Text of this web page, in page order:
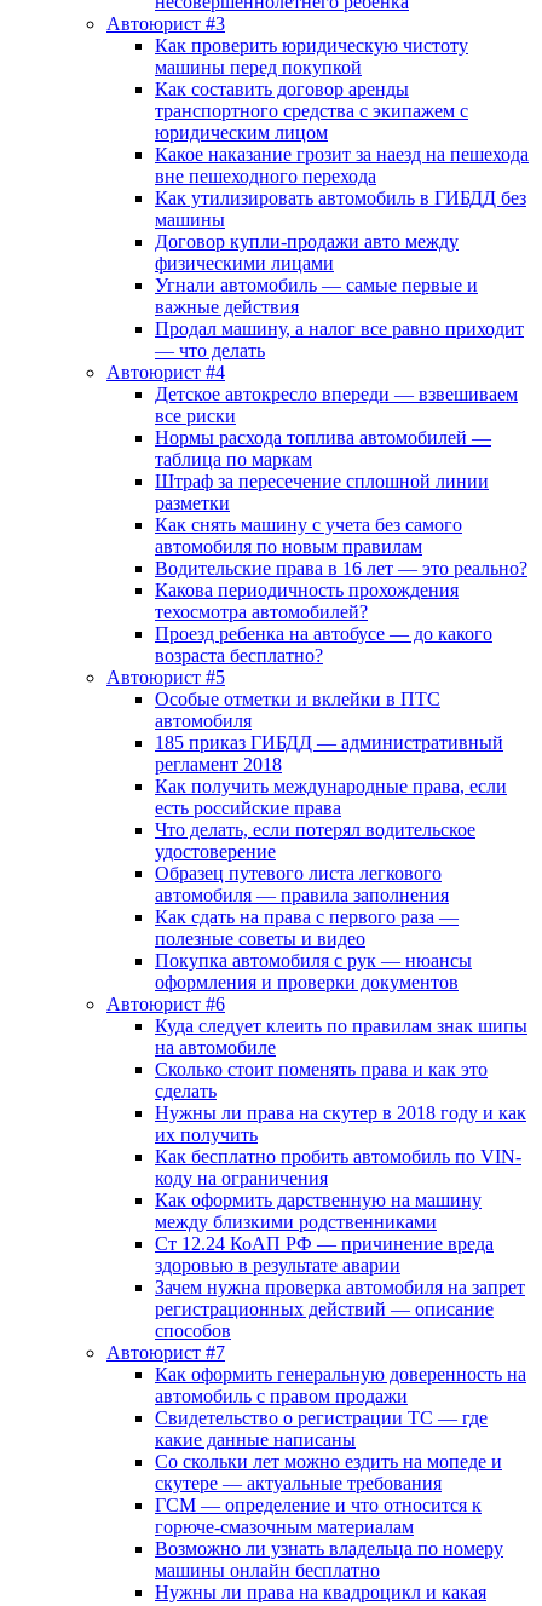
Автоюрист #3
Как проверить юридическую чистоту
машины перед покупкой
Как составить договор аренды
транспортного средства с экипажем с
юридическим лицом
Какое наказание грозит за наезд на пешехода
вне пешеходного перехода
Как утилизировать автомобиль в ГИБДД без
машины
Договор купли-продажи авто между
физическими лицами
Угнали автомобиль — самые первые и
важные действия
Продал машину, а налог все равно приходит
— что делать
Автоюрист #4
Детское автокресло впереди — взвешиваем
все риски
Нормы расхода топлива автомобилей —
таблица по маркам
Штраф за пересечение сплошной линии
разметки
Как снять машину с учета без самого
автомобиля по новым правилам
Водительские права в 16 лет — это реально?
Какова периодичность прохождения
техосмотра автомобилей?
Проезд ребенка на автобусе — до какого
возраста бесплатно?
Автоюрист #5
Особые отметки и вклейки в ПТС
автомобиля
185 приказ ГИБДД — административный
регламент 2018
Как получить международные права, если
есть российские права
Что делать, если потерял водительское
удостоверение
Образец путевого листа легкового
автомобиля — правила заполнения
Как сдать на права с первого раза —
полезные советы и видео
Покупка автомобиля с рук — нюансы
оформления и проверки документов
Автоюрист #6
Куда следует клеить по правилам знак шипы
на автомобиле
Сколько стоит поменять права и как это
сделать
Нужны ли права на скутер в 2018 году и как
их получить
Как бесплатно пробить автомобиль по VIN-
коду на ограничения
Как оформить дарственную на машину
между близкими родственниками
Ст 12.24 КоАП РФ — причинение вреда
здоровью в результате аварии
Зачем нужна проверка автомобиля на запрет
регистрационных действий — описание
способов
Автоюрист #7
Как оформить генеральную доверенность на
автомобиль с правом продажи
Свидетельство о регистрации ТС — где
какие данные написаны
Со скольки лет можно ездить на мопеде и
скутере — актуальные требования
ГСМ — определение и что относится к
горюче-смазочным материалам
Возможно ли узнать владельца по номеру
машины онлайн бесплатно
Нужны ли права на квадроцикл и какая